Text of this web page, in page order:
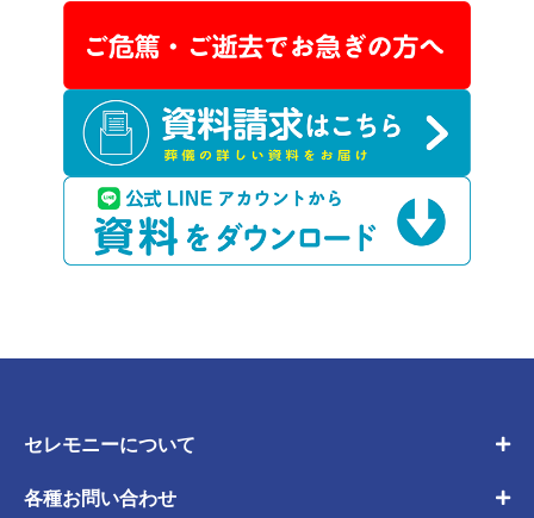
セレモニーについて
各種お問い合わせ